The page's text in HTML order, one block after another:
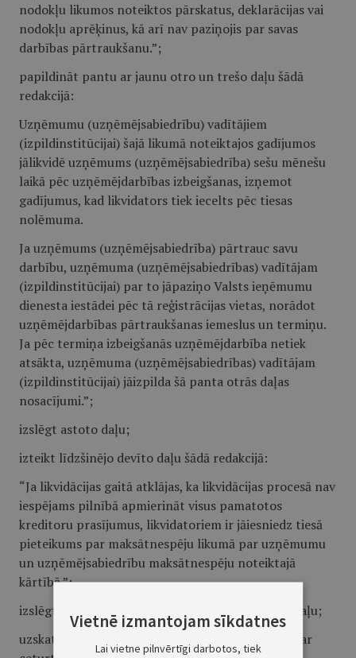
nodokļu likumos noteiktos pārskatus, deklarācijas vai
nodokļu aprēķinus, kā arī nav paziņojis par savas
darbības pārtraukšanu.”;
papildināt pantu ar jaunu otro un trešo daļu šādā
redakcijā:
Uzņēmumu (uzņēmējsabiedrību) vadītājiem
(izpildinstitūcijai) šajā likumā noteiktajos gadījumos
jālikvidē uzņēmums (uzņēmējsabiedrība) sešu mēnešu
laikā pēc uzņēmējdarbības izbeigšanas, izņemot
gadījumus, kad likvidators tiek iecelts pēc tiesas
nolēmuma.
Ja uzņēmums (uzņēmējsabiedrība) pārtrauc savu
darbību, uzņēmuma (uzņēmējsabiedrības) vadītājam
(izpildinstitūcijai) par to jāpaziņo Valsts ieņēmumu
dienesta iestādei pēc tā reģistrācijas vietas, norādot
uzņēmējdarbības pārtraukšanas iemeslus un termiņu.
Ja pēc termiņa izbeigšanās uzņēmējdarbība netiek
atsākta, uzņēmuma (uzņēmējsabiedrības) vadītājam
(izpildinstitūcijai) jāizpilda šā panta otrās daļas
nosacījumi.”;
izslēgt astoto daļu;
izteikt līdzšinējo devīto daļu šādā redakcijā:
“Ja likvidācijas gaitā atklājas, ka likvidācijas procesā nav
iespējams pilnībā apmierināt visus pamatotos
kreditoru prasījumus, likvidatoriem ir jāiesniedz tiesā
pieteikums par maksātnespēju likumā par uzņēmumu
un uzņēmējsabiedrību maksātnespēju noteiktajā
kārtībā.”;
izslēgt desmito, vienpadsmito un piecpadsmito daļu;
uzskatīt līdzšinējo otro — septīto daļu attiecīgi par
Vietnē izmantojam sīkdatnes
Lai vietne pilnvērtīgi darbotos, tiek